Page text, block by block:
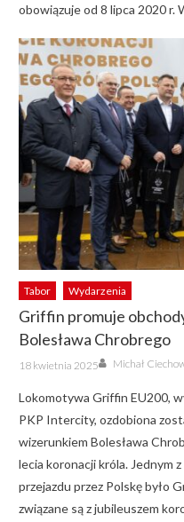
obowiązuje od 8 lipca 2020 r.
Tabor Wydarzenia
Griffin promuje
Bolesława Chrobrego
Posted
on
18 kwietnia 2025 Author
Michał
Lokomotywa Griffin EU200,
PKP Intercity, ozdobiona
wizerunkiem Bolesława
lecia koronacji króla. Jednym
przejazdu przez Polskę było
związane są z jubileuszem